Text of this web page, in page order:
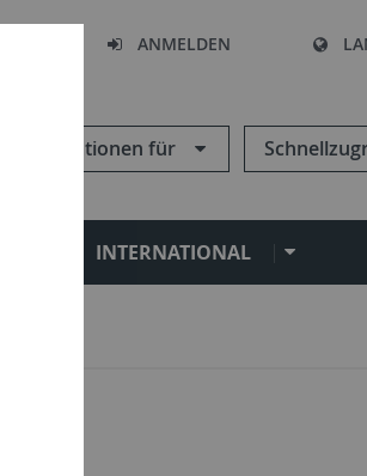
ANMELDEN
Informationen für
INTERNATIONAL